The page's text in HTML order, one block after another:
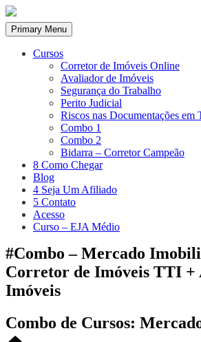
Skip
to
content
Primary Menu
Cursos
Corretor de Imóveis Online
Avaliador de Imóveis
Segurança do Trabalho
Perito Judicial
Riscos nas Documentações em
Combo 1
Combo 2
Bidarra – Corretor Campeão
8 Como Chegar
Blog
4 Seja Um Afiliado
5 Contato
Acesso
Curso – EJA Médio
#Combo – Mercado
Corretor de Imóveis TTI +
Imóveis​
Combo de Cursos: